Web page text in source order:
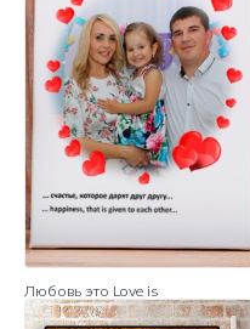
Любовь это Love is